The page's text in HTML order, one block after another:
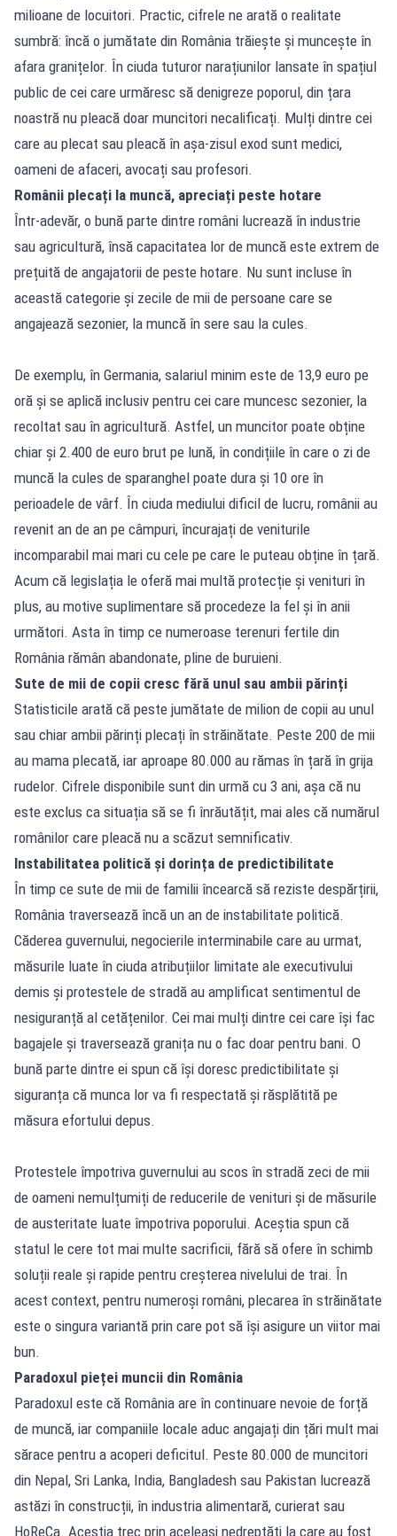
milioane de locuitori. Practic, cifrele ne arată o realitate
sumbră: încă o jumătate din România trăiește și muncește în
afara granițelor. În ciuda tuturor narațiunilor lansate în spațiul
public de cei care urmăresc să denigreze poporul, din țara
noastră nu pleacă doar muncitori necalificați. Mulți dintre cei
care au plecat sau pleacă în așa-zisul exod sunt medici,
oameni de afaceri, avocați sau profesori.
Românii plecați la muncă, apreciați peste hotare
Într-adevăr, o bună parte dintre români lucrează în industrie
sau agricultură, însă capacitatea lor de muncă este extrem de
prețuită de angajatorii de peste hotare. Nu sunt incluse în
această categorie și zecile de mii de persoane care se
angajează sezonier, la muncă în sere sau la cules.
De exemplu, în Germania, salariul minim este de 13,9 euro pe
oră și se aplică inclusiv pentru cei care muncesc sezonier, la
recoltat sau în agricultură. Astfel, un muncitor poate obține
chiar și 2.400 de euro brut pe lună, în condițiile în care o zi de
muncă la cules de sparanghel poate dura și 10 ore în
perioadele de vârf. În ciuda mediului dificil de lucru, românii au
revenit an de an pe câmpuri, încurajați de veniturile
incomparabil mai mari cu cele pe care le puteau obține în țară.
Acum că legislația le oferă mai multă protecție și venituri în
plus, au motive suplimentare să procedeze la fel și în anii
următori. Asta în timp ce numeroase terenuri fertile din
România rămân abandonate, pline de buruieni.
Sute de mii de copii cresc fără unul sau ambii părinți
Statisticile arată că peste jumătate de milion de copii au unul
sau chiar ambii părinți plecați în străinătate. Peste 200 de mii
au mama plecată, iar aproape 80.000 au rămas în țară în grija
rudelor. Cifrele disponibile sunt din urmă cu 3 ani, așa că nu
este exclus ca situația să se fi înrăutățit, mai ales că numărul
românilor care pleacă nu a scăzut semnificativ.
Instabilitatea politică și dorința de predictibilitate
În timp ce sute de mii de familii încearcă să reziste despărțirii,
România traversează încă un an de instabilitate politică.
Căderea guvernului, negocierile interminabile care au urmat,
măsurile luate în ciuda atribuțiilor limitate ale executivului
demis și protestele de stradă au amplificat sentimentul de
nesiguranță al cetățenilor. Cei mai mulți dintre cei care își fac
bagajele și traversează granița nu o fac doar pentru bani. O
bună parte dintre ei spun că își doresc predictibilitate și
siguranța că munca lor va fi respectată și răsplătită pe
măsura efortului depus.
Protestele împotriva guvernului au scos în stradă zeci de mii
de oameni nemulțumiți de reducerile de venituri și de măsurile
de austeritate luate împotriva poporului. Aceștia spun că
statul le cere tot mai multe sacrificii, fără să ofere în schimb
soluții reale și rapide pentru creșterea nivelului de trai. În
acest context, pentru numeroși români, plecarea în străinătate
este o singura variantă prin care pot să își asigure un viitor mai
bun.
Paradoxul pieței muncii din România
Paradoxul este că România are în continuare nevoie de forță
de muncă, iar companiile locale aduc angajați din țări mult mai
sărace pentru a acoperi deficitul. Peste 80.000 de muncitori
din Nepal, Sri Lanka, India, Bangladesh sau Pakistan lucrează
astăzi în construcții, în industria alimentară, curierat sau
HoReCa. Aceștia trec prin aceleași nedreptăți la care au fost